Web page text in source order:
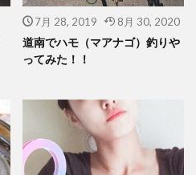
7月 28, 2019 8月 30, 2020
道南でハモ（マアナゴ）釣りや
ってみた！！